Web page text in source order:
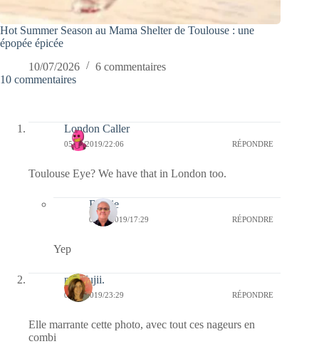
Hot Summer Season au Mama Shelter de Toulouse : une
épopée épicée
10/07/2026
6 commentaires
10 commentaires
London Caller
05/08/2019/22:06 RÉPONDRE
Toulouse Eye? We have that in London too.
Bernie
06/08/2019/17:29 RÉPONDRE
Yep
missfujii.
04/08/2019/23:29 RÉPONDRE
Elle marrante cette photo, avec tout ces nageurs en
combi